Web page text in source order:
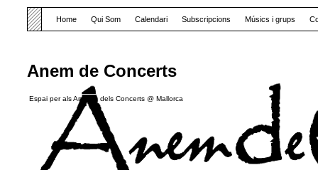
Anem de Concerts
Espai per als Amants dels Concerts @ Mallorca
Home Qui Som Calendari Subscripcions Músics i grups